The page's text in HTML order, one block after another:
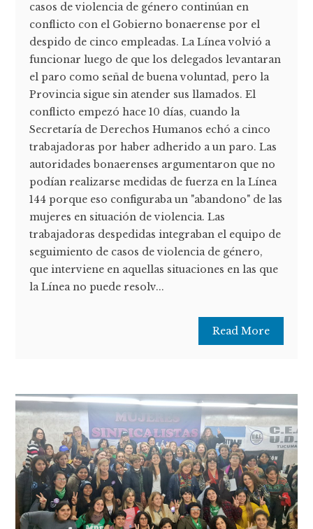
casos de violencia de género continúan en
conflicto con el Gobierno bonaerense por el
despido de cinco empleadas. La Línea volvió a
funcionar luego de que los delegados levantaran
el paro como señal de buena voluntad, pero la
Provincia sigue sin atender sus llamados. El
conflicto empezó hace 10 días, cuando la
Secretaría de Derechos Humanos echó a cinco
trabajadoras por haber adherido a un paro. Las
autoridades bonaerenses argumentaron que no
podían realizarse medidas de fuerza en la Línea
144 porque eso configuraba un "abandono" de las
mujeres en situación de violencia. Las
trabajadoras despedidas integraban el equipo de
seguimiento de casos de violencia de género,
que interviene en aquellas situaciones en las que
la Línea no puede resolv...
Read More